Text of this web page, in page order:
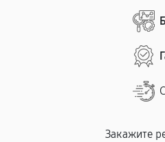
Закажите